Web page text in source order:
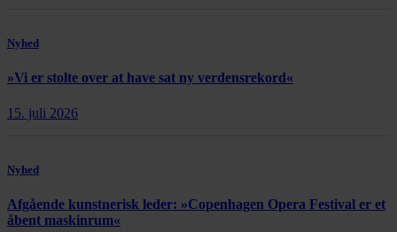
Nyhed
»Vi er stolte over at have sat ny verdensrekord«
15. juli 2026
Nyhed
Afgående kunstnerisk leder: »Copenhagen Opera Festival er et
åbent maskinrum«